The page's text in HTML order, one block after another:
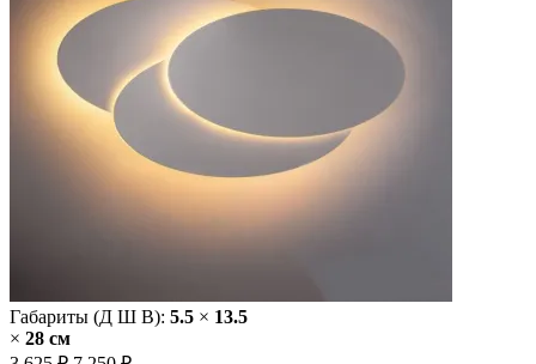
Габариты (Д Ш В): 5.5 × 13.5
× 28 cм